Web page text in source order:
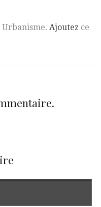
Urbanisme. Ajoutez ce